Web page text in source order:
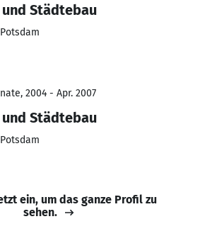
Städtebau
2004 - Apr. 2007
Städtebau
ein, um das ganze Profil zu
sehen.